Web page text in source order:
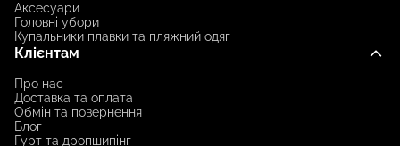
Аксесуари
Головні убори
Купальники плавки та пляжний одяг
Клієнтам
Про нас
Доставка та оплата
Обмін та повернення
Блог
Гурт та дропшипінг